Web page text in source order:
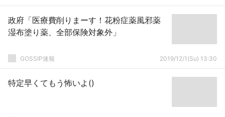
政府「医療費削りまーす！花粉症薬風邪薬
湿布塗り薬、全部保険対象外」
GOSSIP速報 2019/12/1(Su) 13:30
特定早くてもう怖いよ()